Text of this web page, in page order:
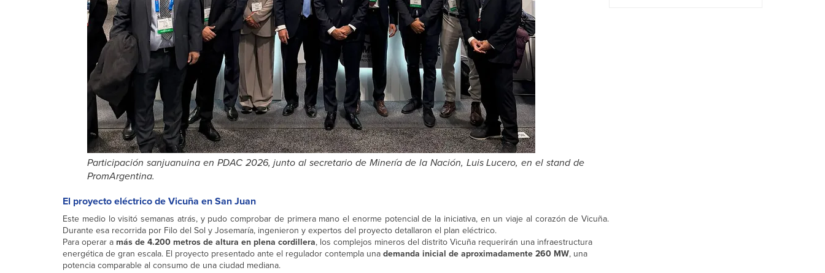
Participación sanjuanuina en PDAC 2026, junto al secretario de Minería de la Nación, Luis Lucero, en el stand de
PromArgentina.
El proyecto eléctrico de Vicuña en San Juan
Este medio lo visitó semanas atrás, y pudo comprobar de primera mano el enorme potencial de la iniciativa, en un viaje al corazón de Vicuña.
Durante esa recorrida por Filo del Sol y Josemaría, ingenieron y expertos del proyecto detallaron el plan eléctrico.
Para operar a más de 4.200 metros de altura en plena cordillera, los complejos mineros del distrito Vicuña requerirán una infraestructura
energética de gran escala. El proyecto presentado ante el regulador contempla una demanda inicial de aproximadamente 260 MW, una
potencia comparable al consumo de una ciudad mediana.